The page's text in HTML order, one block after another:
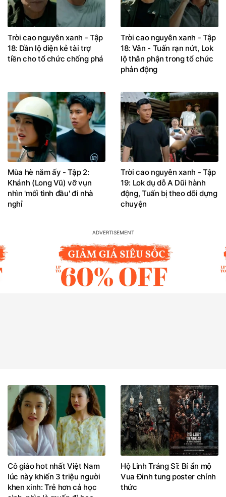
Trời cao nguyên xanh - Tập
18: Dần lộ diện kẻ tài trợ
tiền cho tổ chức chống phá
Trời cao nguyên xanh - Tập
18: Vân - Tuấn rạn nứt, Lok
lộ thân phận trong tổ chức
phản động
Mùa hè năm ấy - Tập 2:
Khánh (Long Vũ) vỡ vụn
nhìn 'mối tình đầu' đi nhà
nghỉ
Trời cao nguyên xanh - Tập
19: Lok dụ dỗ A Dũi hành
động, Tuấn bị theo dõi dựng
chuyện
Cô giáo hot nhất Việt Nam
lúc này khiến 3 triệu người
khen xinh: Trẻ hơn cả học
Hộ Linh Tráng Sĩ: Bí ẩn mộ
Vua Đinh tung poster chính
thức